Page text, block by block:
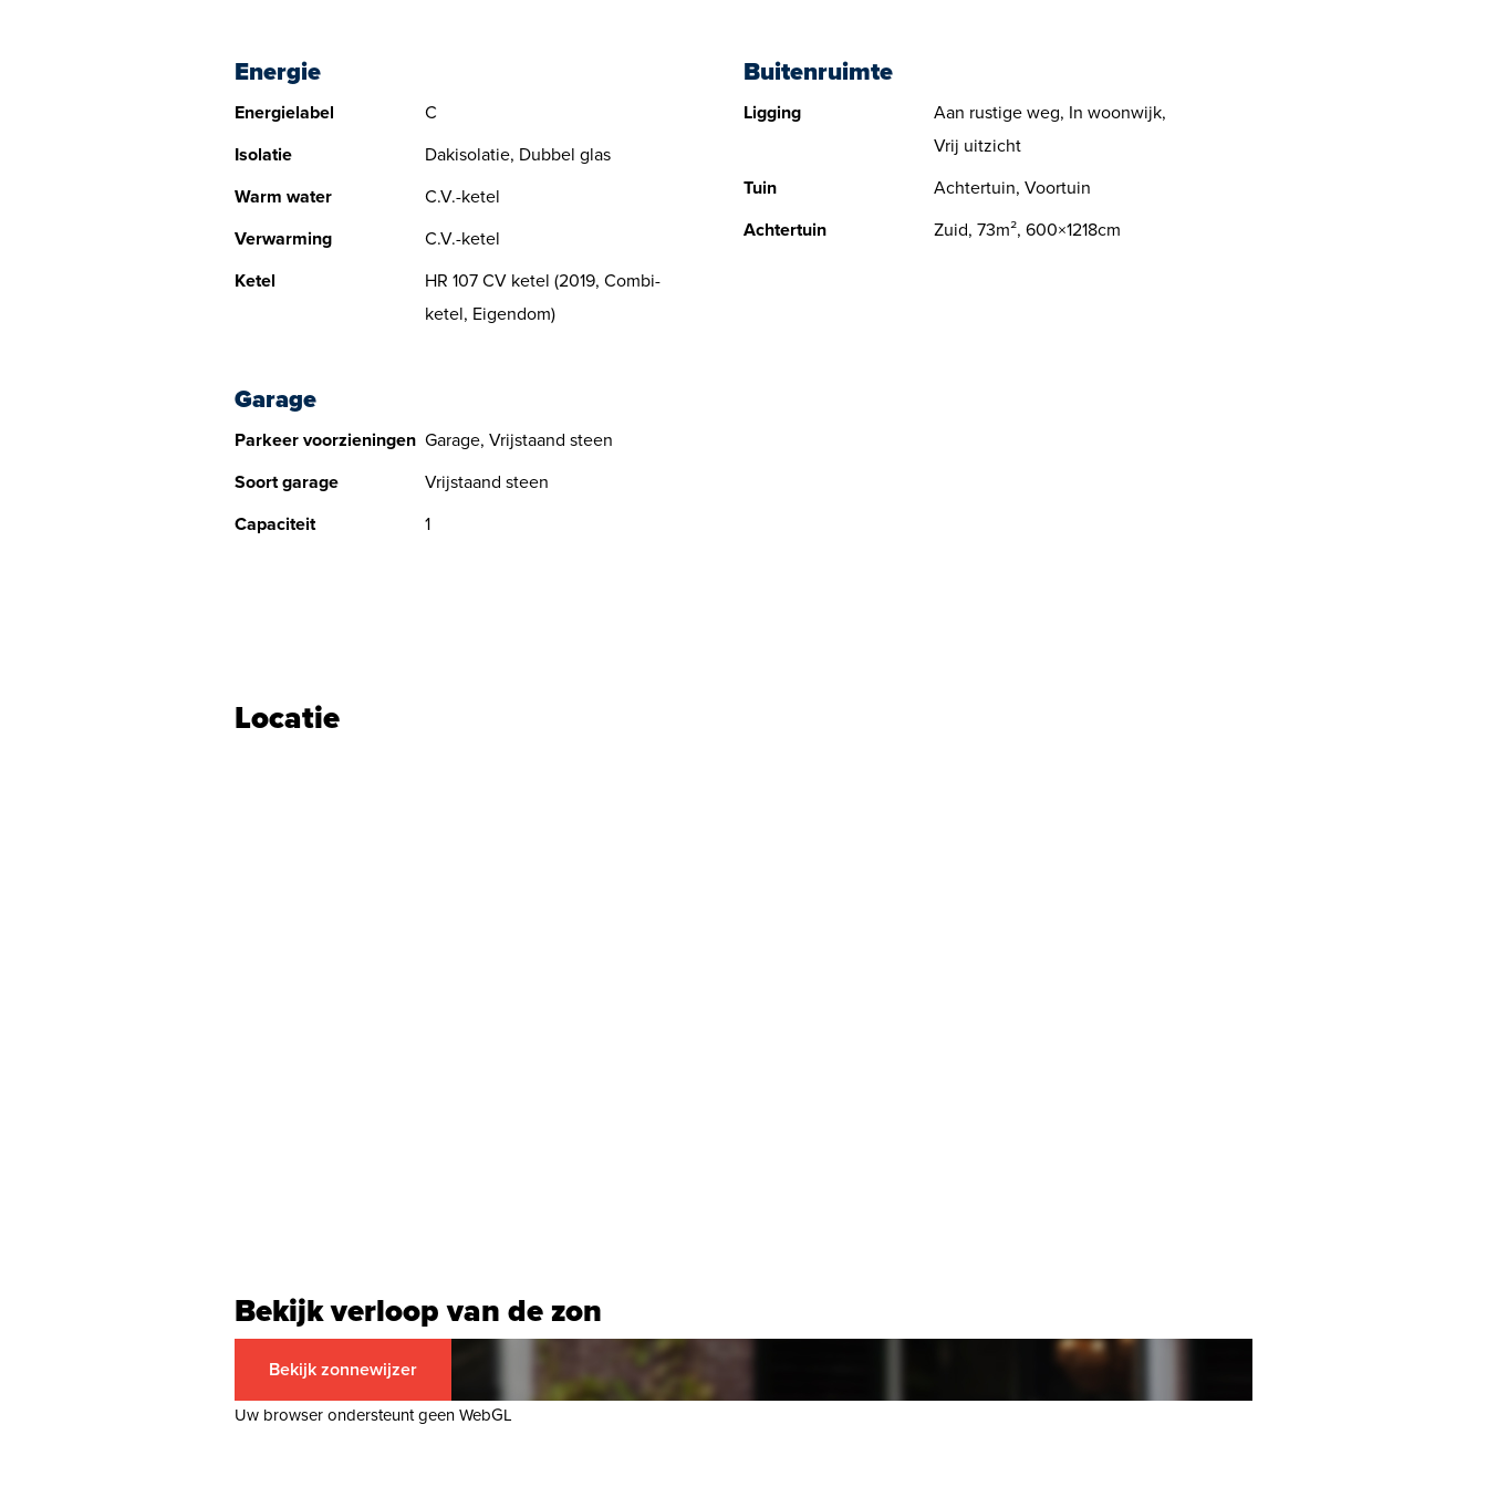
Energie
Energielabel
C
Isolatie
Dakisolatie, Dubbel glas
Warm water
C.V.-ketel
Verwarming
C.V.-ketel
Ketel
HR 107 CV ketel (2019, Combi-
ketel, Eigendom)
Buitenruimte
Ligging
Aan rustige weg, In woonwijk,
Vrij uitzicht
Tuin
Achtertuin, Voortuin
Achtertuin
Zuid, 73m², 600×1218cm
Garage
Parkeer voorzieningen Garage, Vrijstaand steen
Soort garage
Vrijstaand steen
Capaciteit
1
Locatie
Bekijk verloop van de zon
Bekijk zonnewijzer
Uw browser ondersteunt geen WebGL